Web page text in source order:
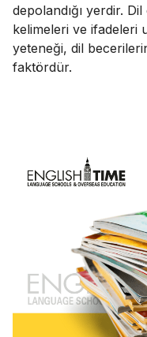
depolandığı yerdir.
kelimeleri ve ifadeleri
yeteneği, dil
faktördür.